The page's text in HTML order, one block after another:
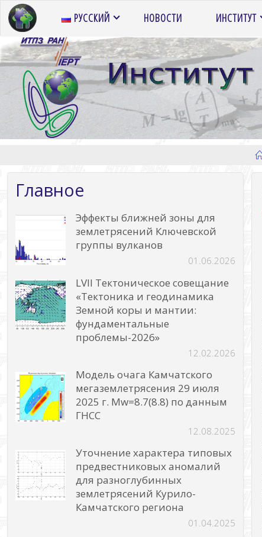
Перейти
содержимому
РУССКИЙ НОВОСТИ ИНСТИТУТ
Главное
Эффекты ближней зоны для
землетрясений Ключевской
группы вулканов
01.06.2026
LVII Тектоническое совещание
«Тектоника и геодинамика
Земной коры и мантии:
фундаментальные
проблемы-2026»
12.02.2026
Модель очага Камчатского
мегаземлетрясения 29 июля
2025 г. Mw=8.7(8.8) по данным
ГНСС
12.08.2025
Уточнение характера типовых
предвестниковых аномалий
для разноглубинных
землетрясений Курило-
Камчатского региона
01.04.2025